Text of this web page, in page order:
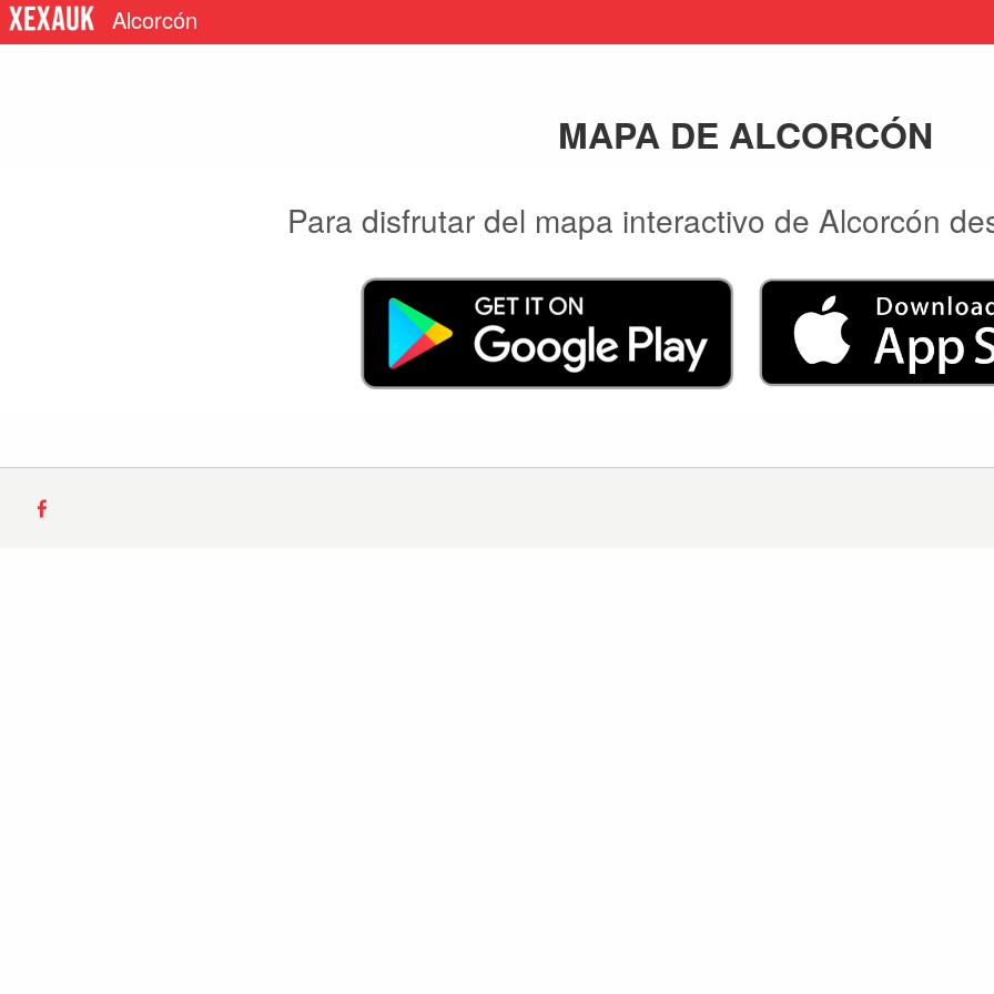
Alcorcón
MAPA DE ALCORCÓN
Para disfrutar del mapa interactivo de Alcorcón